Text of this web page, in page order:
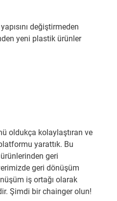
değiştirmeden
yeni plastik ürünler
oldukça kolaylaştıran ve
yarattık. Bu
geri
geri dönüşüm
iş ortağı olarak
Şimdi bir chainger olun!